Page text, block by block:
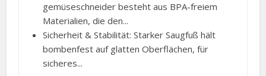
gemüseschneider besteht aus BPA-freiem
Materialien, die den...
Sicherheit & Stabilität: Starker Saugfuß hält
bombenfest auf glatten Oberflächen, für
sicheres...